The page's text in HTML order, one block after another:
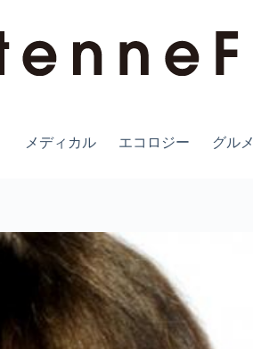
メディカル エコロジー グルメ